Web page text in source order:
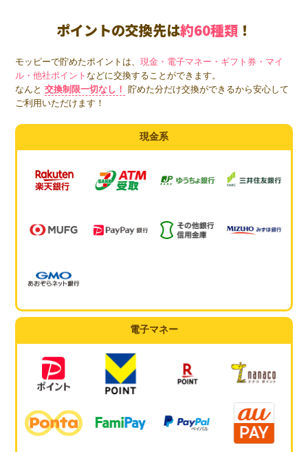
ポイントの交換先は約60種類 ！
モッピーで貯めたポイントは、現金・電子マネー・ギフト券・マイ
ル・他社ポイントなどに交換することができます。
なんと 交換制限一切なし！
貯めた分だけ交換ができるから安心して
ご利用いただけます！
現金系
電子マネー